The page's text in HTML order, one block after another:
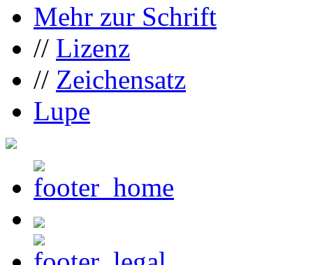
Mehr zur Schrift
// Lizenz
// Zeichensatz
Lupe